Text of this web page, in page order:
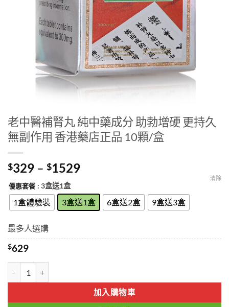
老中醫補腎丸 純中藥成分 助勃增硬 更持久
無副作用 香港藥店正品 10顆/盒
$329 – $1529Price
$329
through
優惠套餐 : 3盒送1盒
1盒體驗裝 3盒送1盒 6盒送2盒 9盒送3盒
清除
最多人選購
$629
加入購物車